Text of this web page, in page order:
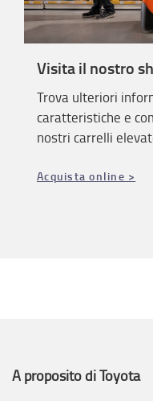
Visita il nostro
Trova ulteriori
caratteristiche e
nostri carrelli
Acquista online >
A proposito di Toyota